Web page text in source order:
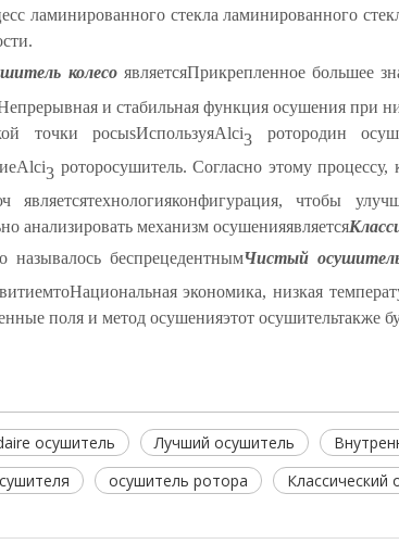
ламинированного стекла ламинированного
колесо являетсяПрикрепленное большее
и стабильная функция осушения при
точки росыsИспользуяAlci3 ротородин
Alci3 роторосушитель. Согласно этому процессу,
являетсятехнологияконфигурация, чтобы
анализировать механизм осушенияявляется
называлось беспрецедентнымЧистый
тоНациональная экономика, низкая
поля и метод осушенияэтот осушительтакже
осушитель Лучший осушитель
осушитель ротора Классический